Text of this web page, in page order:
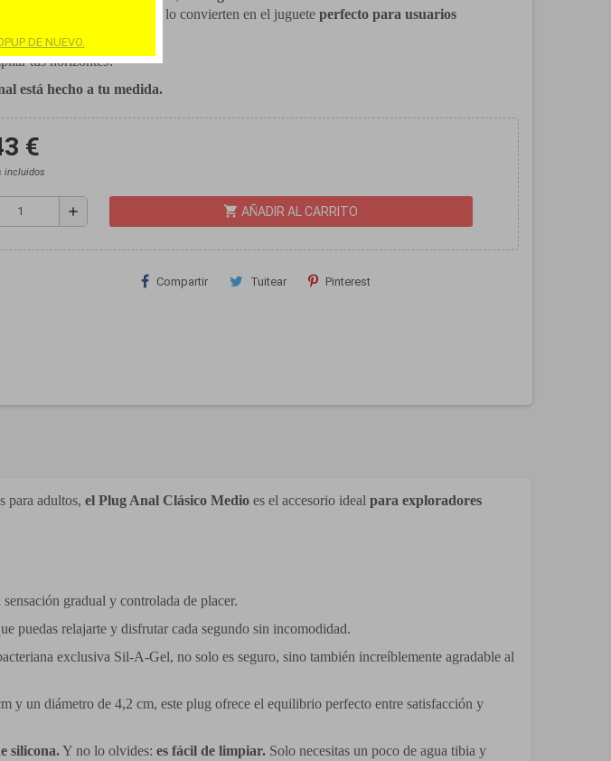
. Su forma y sus dimensiones lo convierten en el juguete perfecto para usuarios
tus horizontes?
está hecho a tu medida.
€
incluidos
add shopping_cart AÑADIR AL CARRITO
Compartir Tuitear Pinterest
para adultos, el Plug Anal Clásico Medio es el accesorio ideal para exploradores
gradual y controlada de placer.
puedas relajarte y disfrutar cada segundo sin incomodidad.
exclusiva Sil-A-Gel, no solo es seguro, sino también increíblemente agradable al
y un diámetro de 4,2 cm, este plug ofrece el equilibrio perfecto entre satisfacción y
silicona.Y no lo olvides: es fácil de limpiar. Solo necesitas un poco de agua tibia y
DE NUEVO.